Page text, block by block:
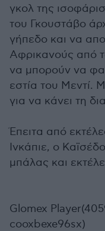
γκολ της
του Γκουστάβο
γήπεδο και να
Αφρικανούς από
να μπορούν να
εστία του
για να κάνει τη
Έπειτα από
Ινκάπιε, ο
μπάλας και
Glomex
cooxbexe96sx)